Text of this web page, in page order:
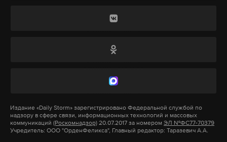
платформа Silk Road. Ее основателя, Росса
анонимно покупать и продавать наркотики,
запрещенные товары.
Кремля, действительно ли Путин готов
сказал, что это возможно и что на это потребуется
в Совете Федерации с 2001 года. Поводом для
отзыва сенатора в 2006 году стала его
Издание «Daily Storm» зарегистрировано Федеральной службой по
надзору в сфере связи, информационных технологий и массовых
коммуникаций (Роскомнадзор) 20.07.2017 за номером ЭЛ №ФС77-70379
Учредитель: ООО "ОрденФеликса", Главный редактор: Таразевич А.А.